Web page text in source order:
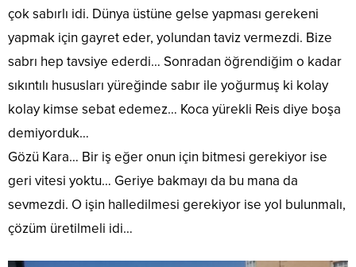
çok sabırlı idi. Dünya üstüne gelse yapması gerekeni
yapmak için gayret eder, yolundan taviz vermezdi. Bize
sabrı hep tavsiye ederdi… Sonradan öğrendiğim o kadar
sıkıntılı hususları yüreğinde sabır ile yoğurmuş ki kolay
kolay kimse sebat edemez… Koca yürekli Reis diye boşa
demiyorduk…
Gözü Kara… Bir iş eğer onun için bitmesi gerekiyor ise
geri vitesi yoktu… Geriye bakmayı da bu mana da
sevmezdi. O işin halledilmesi gerekiyor ise yol bulunmalı,
çözüm üretilmeli idi…